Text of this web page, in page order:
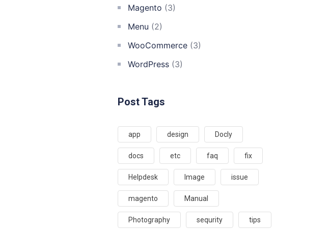
Magento (3)
Menu (2)
WooCommerce (3)
WordPress (3)
Post Tags
app design Docly
docs etc faq fix
Helpdesk Image issue
magento Manual
Photography sequrity tips